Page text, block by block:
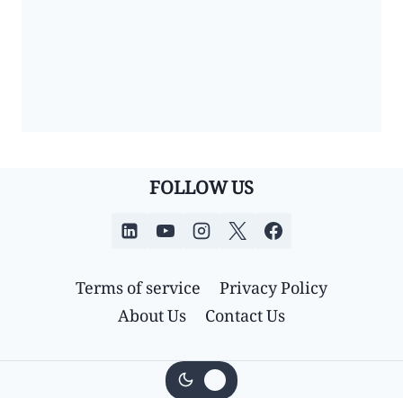
FOLLOW US
Privacy Policy
Terms of service
Contact Us
About Us